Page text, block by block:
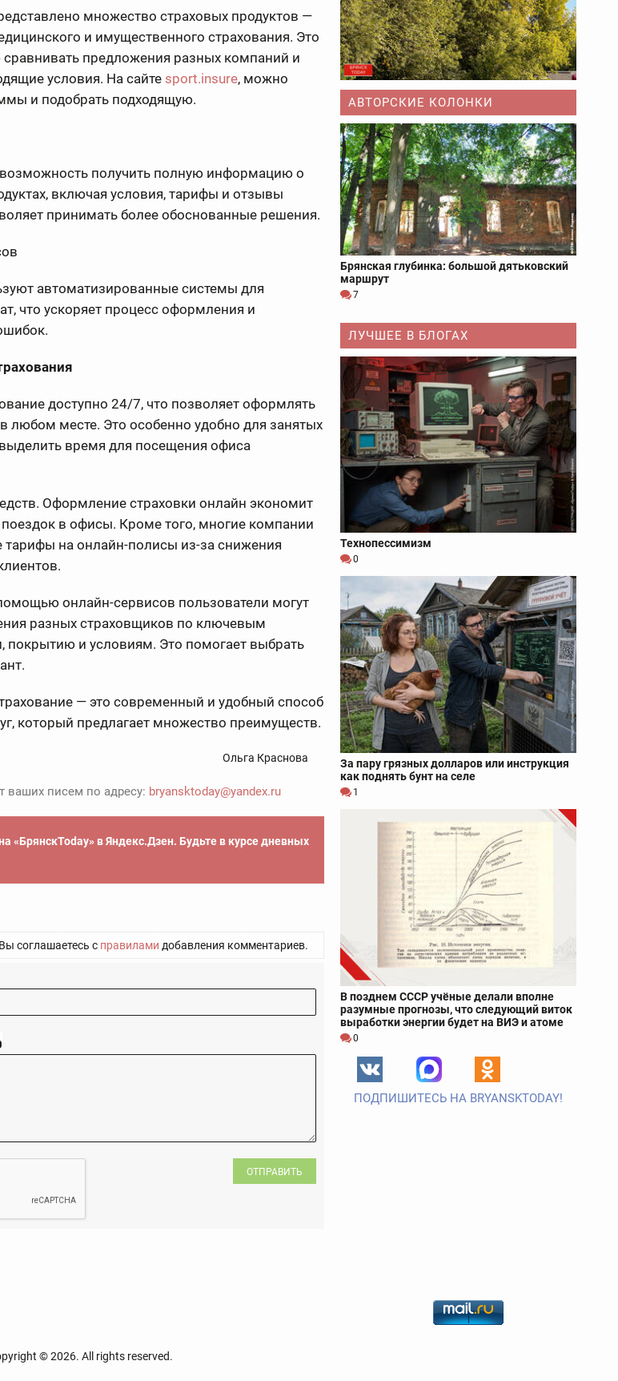
множество страховых продуктов —
и имущественного страхования. Это
предложения разных компаний и
условия. На сайте sport.insure, можно
и подобрать подходящую.
возможность получить полную информацию о
включая условия, тарифы и отзывы
принимать более обоснованные решения.
автоматизированные системы для
что ускоряет процесс оформления и
доступно 24/7, что позволяет оформлять
любом месте. Это особенно удобно для занятых
время для посещения офиса
Оформление страховки онлайн экономит
поездок в офисы. Кроме того, многие компании
тарифы на онлайн-полисы из-за снижения
онлайн-сервисов пользователи могут
разных страховщиков по ключевым
покрытию и условиям. Это помогает выбрать
— это современный и удобный способ
который предлагает множество преимуществ.
Ольга Краснова
ваших писем по адресу: bryansktoday@yandex.ru
«БрянскToday» в Яндекс.Дзен. Будьте в курсе дневных
соглашаетесь с правилами добавления комментариев.
ОТПРАВИТЬ
АВТОРСКИЕ КОЛОНКИ
Брянская глубинка: большой дятьковский
маршрут
7
ЛУЧШЕЕ В БЛОГАХ
Технопессимизм
0
За пару грязных долларов или инструкция
как поднять бунт на селе
1
В позднем СССР учёные делали вполне
разумные прогнозы, что следующий виток
выработки энергии будет на ВИЭ и атоме
0
ПОДПИШИТЕСЬ НА BRYANSKTODAY!
© 2026. All rights reserved.